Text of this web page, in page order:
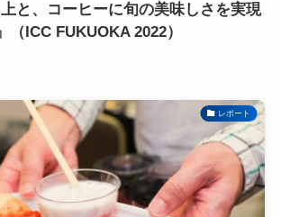
と、コーヒーに旬の美味しさを実現
（ICC FUKUOKA 2022）
レポート